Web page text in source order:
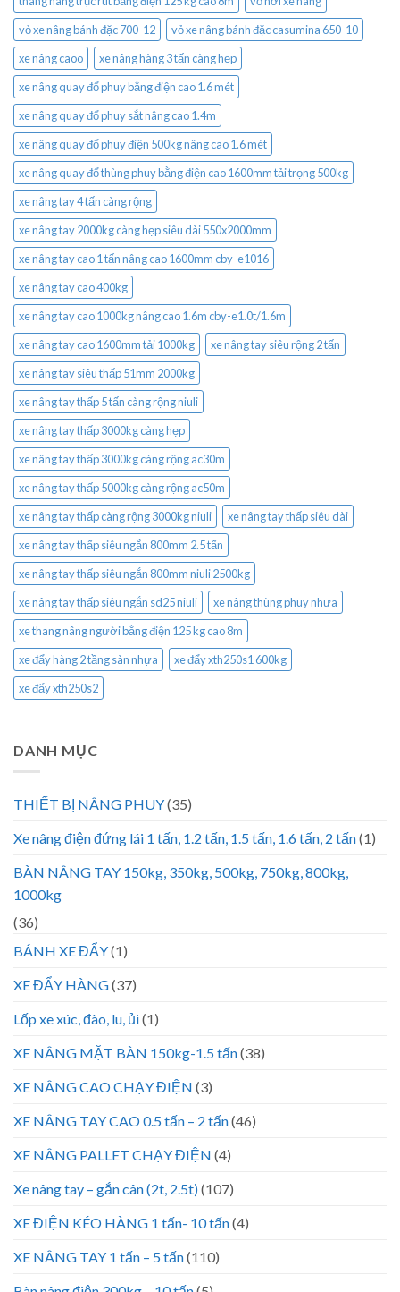
vỏ xe nâng bánh đặc 700-12
vỏ xe nâng bánh đặc casumina 650-10
xe nâng caoo
xe nâng hàng 3 tấn càng hẹp
xe nâng quay đổ phuy bằng điện cao 1.6 mét
xe nâng quay đổ phuy sắt nâng cao 1.4m
xe nâng quay đổ phuy điện 500kg nâng cao 1.6 mét
xe nâng quay đổ thùng phuy bằng điện cao 1600mm tải trọng 500kg
xe nâng tay 4 tấn càng rộng
xe nâng tay 2000kg càng hẹp siêu dài 550x2000mm
xe nâng tay cao 1 tấn nâng cao 1600mm cby-e1016
xe nâng tay cao 400kg
xe nâng tay cao 1000kg nâng cao 1.6m cby-e1.0t/1.6m
xe nâng tay cao 1600mm tải 1000kg
xe nâng tay siêu rộng 2 tấn
xe nâng tay siêu thấp 51mm 2000kg
xe nâng tay thấp 5 tấn càng rộng niuli
xe nâng tay thấp 3000kg càng hẹp
xe nâng tay thấp 3000kg càng rộng ac30m
xe nâng tay thấp 5000kg càng rộng ac50m
xe nâng tay thấp càng rộng 3000kg niuli
xe nâng tay thấp siêu dài
xe nâng tay thấp siêu ngắn 800mm 2.5 tấn
xe nâng tay thấp siêu ngắn 800mm niuli 2500kg
xe nâng tay thấp siêu ngắn sd25 niuli
xe nâng thùng phuy nhựa
xe thang nâng người bằng điện 125 kg cao 8m
xe đẩy hàng 2 tầng sàn nhựa
xe đẩy xth250s1 600kg
xe đẩy xth250s2
DANH MỤC
THIẾT BỊ NÂNG PHUY(35)
Xe nâng điện đứng lái 1 tấn, 1.2 tấn, 1.5 tấn, 1.6 tấn, 2 tấn(1)
BÀN NÂNG TAY 150kg, 350kg, 500kg, 750kg, 800kg,
1000kg
(36)
BÁNH XE ĐẨY(1)
XE ĐẨY HÀNG(37)
Lốp xe xúc, đào, lu, ủi(1)
XE NÂNG MẶT BÀN 150kg-1.5 tấn(38)
XE NÂNG CAO CHẠY ĐIỆN (3)
XE NÂNG TAY CAO 0.5 tấn – 2 tấn(46)
XE NÂNG PALLET CHẠY ĐIỆN (4)
Xe nâng tay – gắn cân (2t, 2.5t)(107)
XE ĐIỆN KÉO HÀNG 1 tấn- 10 tấn(4)
XE NÂNG TAY 1 tấn – 5 tấn(110)